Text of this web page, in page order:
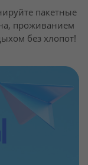
пакетные
проживанием
без хлопот!